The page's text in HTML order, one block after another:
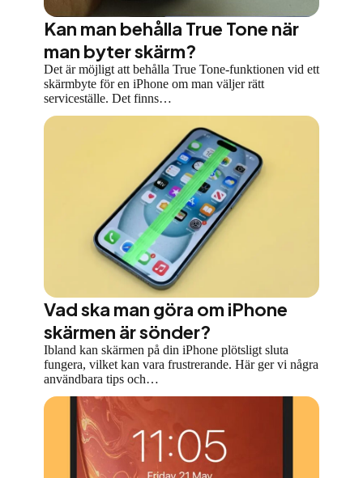
Kan man behålla True Tone när
man byter skärm?
Det är möjligt att behålla True Tone-funktionen vid ett
skärmbyte för en iPhone om man väljer rätt
serviceställe. Det finns…
Vad ska man göra om iPhone
skärmen är sönder?
Ibland kan skärmen på din iPhone plötsligt sluta
fungera, vilket kan vara frustrerande. Här ger vi några
användbara tips och…